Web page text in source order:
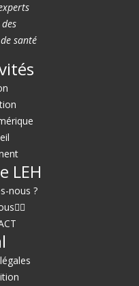
santé
LEH
nous ?